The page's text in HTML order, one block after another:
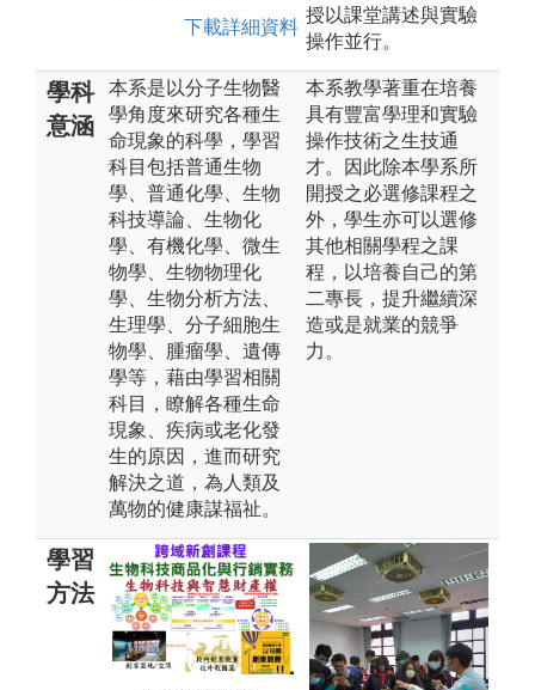
下載詳細資料
授以課堂講述與實驗
操作並行。
學科
意涵
本系是以分子生物醫
學角度來研究各種生
命現象的科學，學習
科目包括普通生物
學、普通化學、生物
科技導論、生物化
學、有機化學、微生
物學、生物物理化
學、生物分析方法、
生理學、分子細胞生
物學、腫瘤學、遺傳
學等，藉由學習相關
科目，瞭解各種生命
現象、疾病或老化發
生的原因，進而研究
解決之道，為人類及
萬物的健康謀福祉。
本系教學著重在培養
具有豐富學理和實驗
操作技術之生技通
才。因此除本學系所
開授之必選修課程之
外，學生亦可以選修
其他相關學程之課
程，以培養自己的第
二專長，提升繼續深
造或是就業的競爭
力。
學習
方法